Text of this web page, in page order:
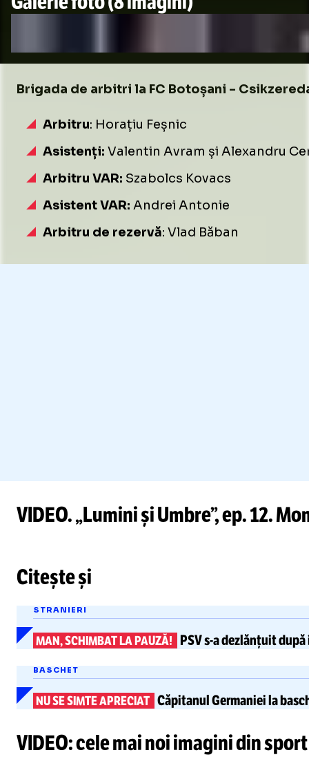
Brigada de arbitri la FC Botoșani -
Arbitru: Horațiu Feșnic
Asistenți: Valentin Avram și Alexandru
Arbitru VAR: Szabolcs Kovacs
Asistent VAR: Andrei Antonie
Arbitru de rezervă: Vlad Băban
VIDEO. „Lumini și Umbre”, ep. 12.
Citește și
STRANIERI
MAN, SCHIMBAT LA PAUZĂ! PSVs-adezlănțuit după
BASCHET
NU SE SIMTE APRECIAT Căpitanul Germaniei la
VIDEO: cele mai noi imagini din sport